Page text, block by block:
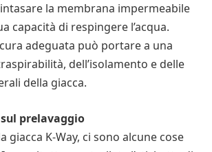
la membrana impermeabile
capacità di respingere l’acqua.
adeguata può portare a una
dell’isolamento e delle
della giacca.
prelavaggio
giacca K-Way, ci sono alcune cose